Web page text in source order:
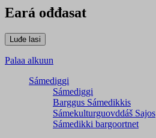
Eará ođđasat
Palaa alkuun
Sámediggi
Sámediggi
Barggus Sámedikkis
Sámekulturguovddáš Sajos
Sámedikki bargoortnet